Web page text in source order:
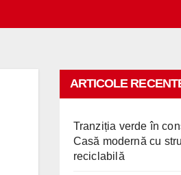
ARTICOLE
Tranziția verde în
Casă modernă cu
reciclabilă